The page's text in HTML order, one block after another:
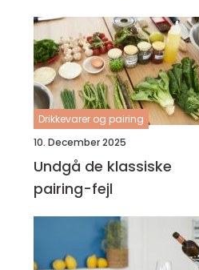
Drikkevarer og pairing
10. December 2025
Undgå de klassiske
pairing-fejl